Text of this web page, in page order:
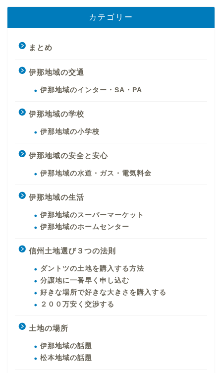
カテゴリー
まとめ
伊那地域の交通
伊那地域のインター・SA・PA
伊那地域の学校
伊那地域の小学校
伊那地域の安全と安心
伊那地域の水道・ガス・電気料金
伊那地域の生活
伊那地域のスーパーマーケット
伊那地域のホームセンター
信州土地選び３つの法則
ダントツの土地を購入する方法
分譲地に一番早く申し込む
好きな場所で好きな大きさを購入する
２００万安く交渉する
土地の場所
伊那地域の話題
松本地域の話題